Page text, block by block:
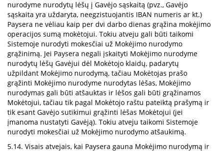
nurodyme nurodytų lėšų į Gavėjo sąskaitą (pvz., Gavėjo
sąskaita yra uždaryta, neegzistuojantis IBAN numeris ar kt.)
Paysera ne vėliau kaip per dvi darbo dienas grąžina mokėjimo
operacijos sumą mokėtojui. Tokiu atveju gali būti taikomi
Sistemoje nurodyti mokesčiai už Mokėjimo nurodymo
grąžinimą. Jei Paysera negali įskaityti Mokėjimo nurodyme
nurodytų lėšų Gavėjui dėl Mokėtojo klaidų, padarytų
užpildant Mokėjimo nurodymą, tačiau Mokėtojas prašo
grąžinti Mokėjimo nurodyme nurodytas lėšas, Mokėjimo
nurodymas gali būti atšauktas ir lėšos gali būti grąžinamos
Mokėtojui, tačiau tik pagal Mokėtojo raštu pateiktą prašymą ir
tik esant Gavėjo sutikimui grąžinti lėšas Mokėtojui (jei
įmanoma nustatyti Gavėją). Tokiu atveju taikomi Sistemoje
nurodyti mokesčiai už Mokėjimo nurodymo atšaukimą.
5.14. Visais atvejais, kai Paysera gauna Mokėjimo nurodymą ir